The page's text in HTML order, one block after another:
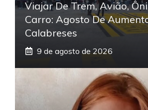
Viajar De Trem, Avião,
Carro: Agosto De
Calabreses
9 de agosto de 2026